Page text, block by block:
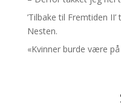
’Tilbake til Fremtiden
Nesten.
«Kvinner burde være